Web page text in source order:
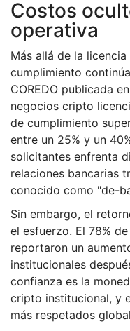
Costos
operativa
Más allá de la
cumplimiento
COREDO publicada
negocios cripto
de cumplimiento
entre un 25% y un
solicitantes enfrenta
relaciones bancarias
conocido como "de-
Sin embargo, el
el esfuerzo. El 78%
reportaron un
institucionales
confianza es la
cripto institucional, y
más respetados